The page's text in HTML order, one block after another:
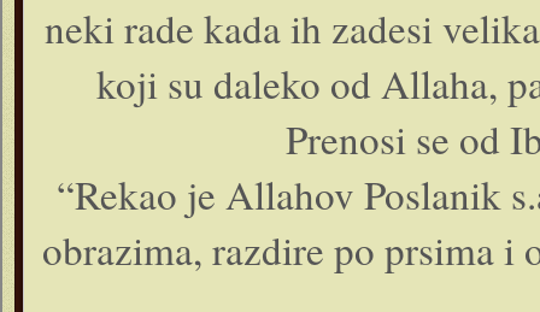
neki rade kada ih zadesi
koji su daleko od Allaha,
Prenosi se od
“Rekao je Allahov Poslanik
obrazima, razdire po prsima